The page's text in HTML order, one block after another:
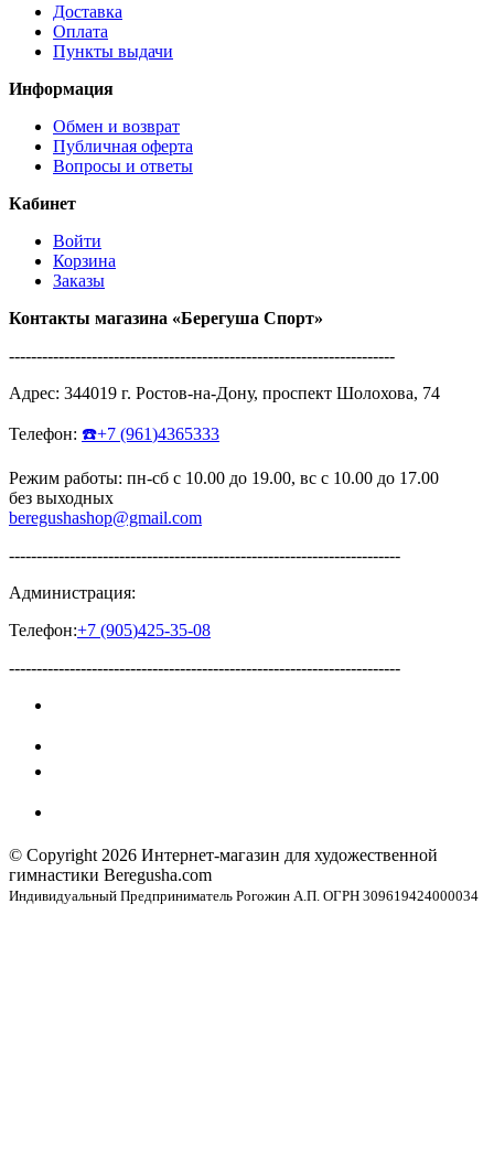
Доставка
Оплата
Пункты выдачи
Информация
Обмен и возврат
Публичная оферта
Вопросы и ответы
Кабинет
Войти
Корзина
Заказы
Контакты магазина «Берегуша Спорт»
----------------------------------------------------------------------
Адрес: 344019 г. Ростов-на-Дону, проспект Шолохова, 74
Телефон: ☎️+7 (961)4365333
Режим работы: пн-сб с 10.00 до 19.00, вс с 10.00 до 17.00
без выходных
beregushashop@gmail.com
-----------------------------------------------------------------------
Администрация:
Телефон:+7 (905)425-35-08
-----------------------------------------------------------------------
© Copyright 2026 Интернет-магазин для художественной
гимнастики Beregusha.com
Индивидуальный Предприниматель Рогожин А.П. ОГРН 309619424000034